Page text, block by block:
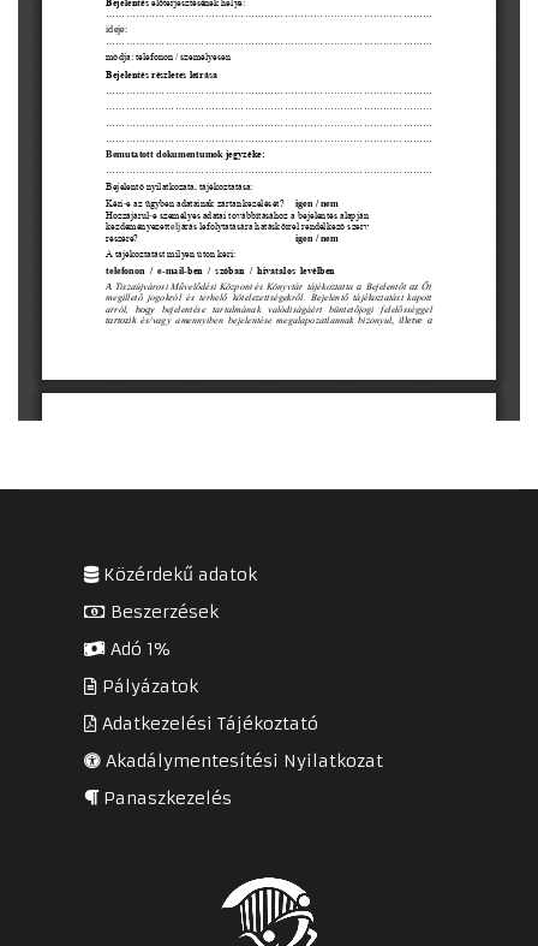
Közérdekű adatok
Beszerzések
Adó 1%
Pályázatok
Adatkezelési Tájékoztató
Akadálymentesítési Nyilatkozat
Panaszkezelés